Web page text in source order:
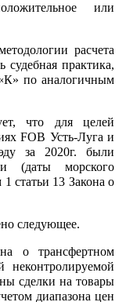
или
расчета
судебная практика,
по аналогичным
что для целей
FOB Усть-Луга и
за 2020г. были
(даты морского
статьи 13 Закона о
следующее.
о трансфертном
неконтролируемой
сделки на товары
диапазона цен